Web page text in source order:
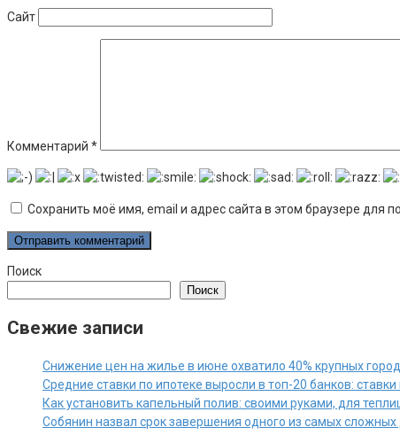
Сайт
Комментарий *
Сохранить моё имя, email и адрес сайта в этом браузере для
Поиск
Поиск
Свежие записи
Снижение цен на жилье в июне охватило 40% крупных
Средние ставки по ипотеке выросли в топ-20 банков:
Как установить капельный полив: своими руками, для
Собянин назвал срок завершения одного из самых